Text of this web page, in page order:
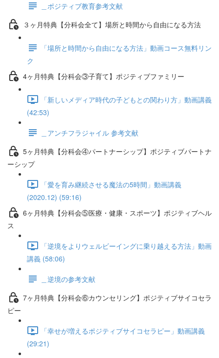
＿ポジティブ教育参考文献
３ヶ月特典【分科会全て】場所と時間から自由になる方法
「場所と時間から自由になる方法」動画コース無料リン
ク
4ヶ月特典【分科会③子育て】ポジティブファミリー
「新しいメディア時代の子どもとの関わり方」動画講義
(42:53)
＿アンチフラジャイル 参考文献
5ヶ月特典【分科会④パートナーシップ】ポジティブパートナ
ーシップ
「愛を育み継続させる魔法の5時間」動画講義
(2020.12) (59:16)
6ヶ月特典【分科会⑤医療・健康・スポーツ】ポジティブヘル
ス
「逆境をよりウェルビーイングに乗り越える方法」動画
講義 (58:06)
＿逆境の参考文献
7ヶ月特典【分科会⑥カウンセリング】ポジティブサイコセラ
ピー
「幸せが増えるポジティブサイコセラピー」動画講義
(29:21)